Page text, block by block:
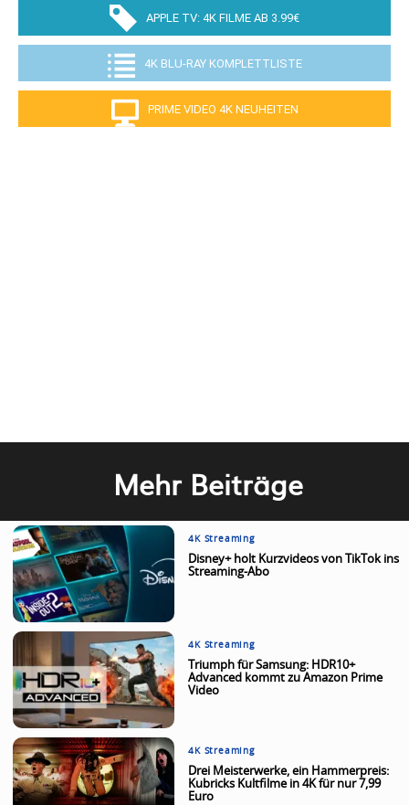
APPLE TV: 4K FILME AB 3.99€
4K BLU-RAY KOMPLETTLISTE
PRIME VIDEO 4K NEUHEITEN
Mehr Beiträge
4K Streaming
Disney+ holt Kurzvideos von TikTok ins
Streaming-Abo
4K Streaming
Triumph für Samsung: HDR10+
Advanced kommt zu Amazon Prime
Video
4K Streaming
Drei Meisterwerke, ein Hammerpreis:
Kubricks Kultfilme in 4K für nur 7,99
Euro